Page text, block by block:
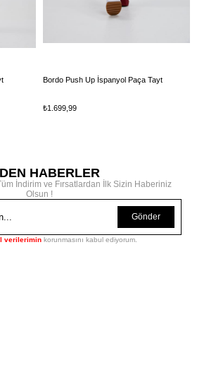
Bordo Push Up İspanyol Paça Tayt
₺1.699,99
HABERLER
İndirim ve Fırsatlardan İlk Sizin Haberiniz
Olsun !
Gönder
verilerimin korunmasını kabul ediyorum.